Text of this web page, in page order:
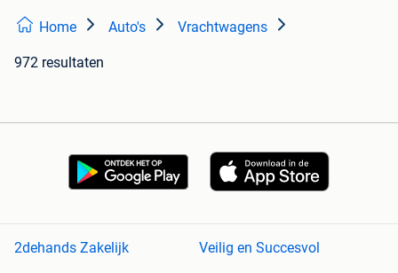
Home Auto's Vrachtwagens
972 resultaten
2dehands Zakelijk
Veilig en Succesvol